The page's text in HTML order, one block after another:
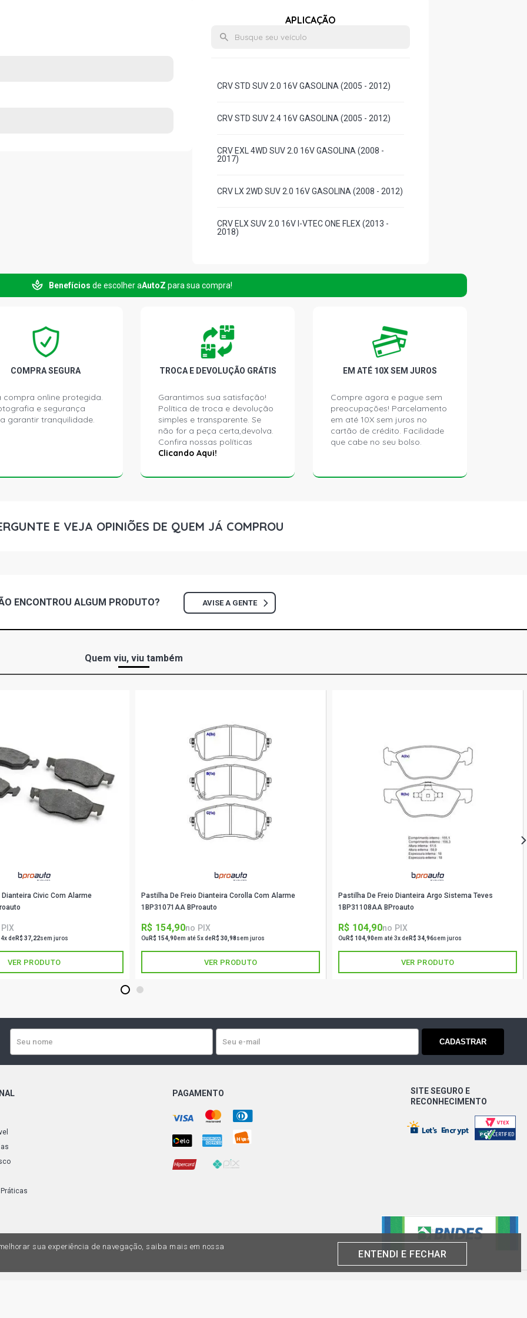
APLICAÇÃO
CRV STD SUV 2.0 16V GASOLINA (2005 - 2012)
CRV STD SUV 2.4 16V GASOLINA (2005 - 2012)
CRV EXL 4WD SUV 2.0 16V GASOLINA (2008 -
2017)
CRV LX 2WD SUV 2.0 16V GASOLINA (2008 - 2012)
CRV ELX SUV 2.0 16V I-VTEC ONE FLEX (2013 -
2018)
2015)
Benefícios de escolher aAutoZ para sua compra!
COMPRA SEGURA
compra online protegida.
e segurança
garantir tranquilidade.
TROCA E DEVOLUÇÃO GRÁTIS
Garantimos sua satisfação!
Política de troca e devolução
simples e transparente. Se
não for a peça certa,devolva.
Confira nossas políticas
Clicando Aqui!
EM ATÉ 10X SEM JUROS
Compre agora e pague sem
preocupações! Parcelamento
em até 10X sem juros no
cartão de crédito. Facilidade
que cabe no seu bolso.
E VEJA OPINIÕES DE QUEM JÁ COMPROU
ENCONTROU ALGUM PRODUTO? AVISE A GENTE
Quem viu, viu também
Civic Com Alarme
deR$ 37,22sem juros
VER PRODUTO
Pastilha De Freio Dianteira Corolla Com Alarme
1BP31071AA BProauto
R$ 154,90no PIX
Ou R$ 154,90em até 5x deR$ 30,98sem juros
VER PRODUTO
Pastilha De Freio Dianteira Argo Sistema Teves
1BP31108AA BProauto
R$ 104,90no PIX
Ou R$ 104,90em até 3x deR$ 34,96sem juros
VER PRODUTO
1 2
CADASTRAR
PAGAMENTO
SITE SEGURO E
RECONHECIMENTO
sua experiência de navegação, saiba mais em nossa
ENTENDI E FECHAR